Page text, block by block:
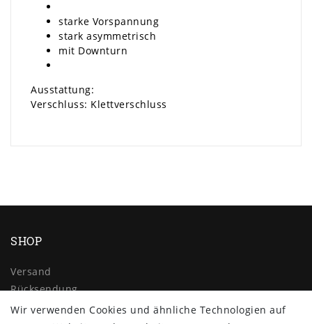
starke Vorspannung
stark asymmetrisch
mit Downturn
Ausstattung:
Verschluss: Klettverschluss
SHOP
Versand
Rücksendung
Widerrufs­recht
Wir verwenden Cookies und ähnliche Technologien auf